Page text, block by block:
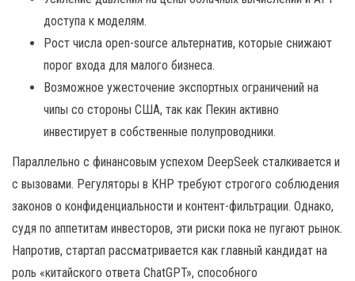
доступа к моделям.
Рост числа open-source альтернатив, которые снижают
порог входа для малого бизнеса.
Возможное ужесточение экспортных ограничений на
чипы со стороны США, так как Пекин активно
инвестирует в собственные полупроводники.
Параллельно с финансовым успехом DeepSeek сталкивается и
с вызовами. Регуляторы в КНР требуют строгого соблюдения
законов о конфиденциальности и контент-фильтрации. Однако,
судя по аппетитам инвесторов, эти риски пока не пугают рынок.
Напротив, стартап рассматривается как главный кандидат на
роль «китайского ответа ChatGPT», способного